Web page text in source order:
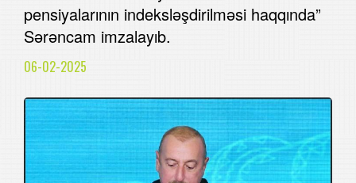
pensiyalarının indeksləşdirilməsi haqqında”
Sərəncam imzalayıb.
06-02-2025